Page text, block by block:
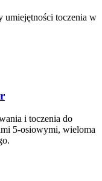
umiejętności toczenia w
i toczenia do
5-osiowymi, wieloma